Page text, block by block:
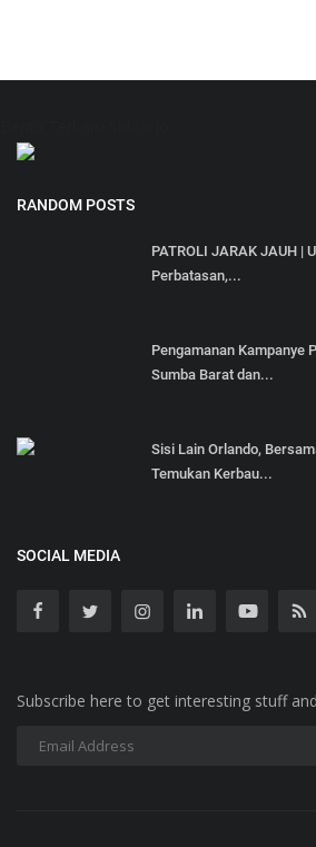
RANDOM POSTS
PATROLI JARAK JAUH |
Perbatasan,...
Pengamanan Kampanye
Sumba Barat dan...
Sisi Lain Orlando,
Temukan Kerbau...
SOCIAL MEDIA
Subscribe here to get interesting stuff